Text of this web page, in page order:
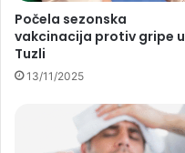
Počela sezonska
vakcinacija protiv gripe u
Tuzli
13/11/2025